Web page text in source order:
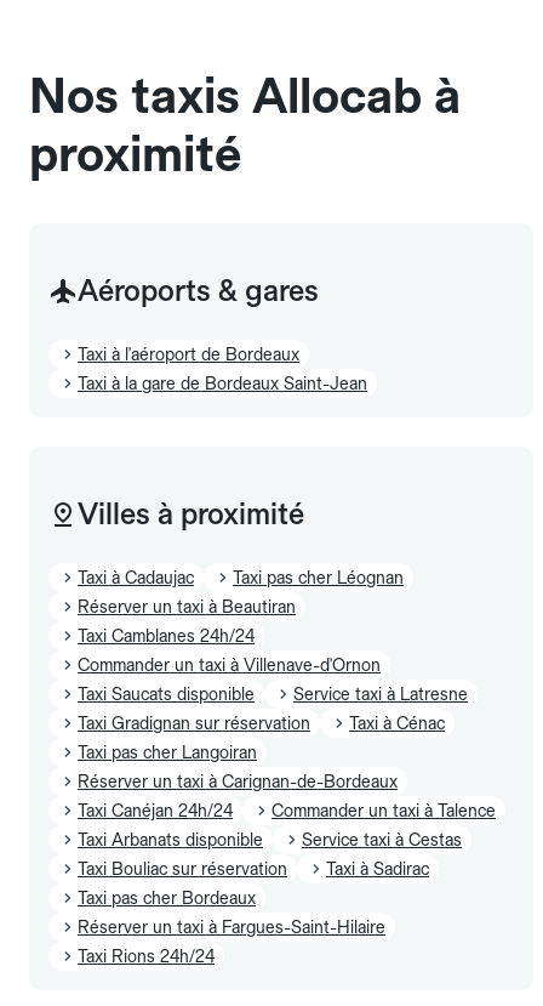
Nos taxis Allocab à
proximité
Aéroports & gares
Taxi à l'aéroport de Bordeaux
Taxi à la gare de Bordeaux Saint-Jean
Villes à proximité
Taxi à Cadaujac
Taxi pas cher Léognan
Réserver un taxi à Beautiran
Taxi Camblanes 24h/24
Commander un taxi à Villenave-d'Ornon
Taxi Saucats disponible
Service taxi à Latresne
Taxi Gradignan sur réservation
Taxi à Cénac
Taxi pas cher Langoiran
Réserver un taxi à Carignan-de-Bordeaux
Taxi Canéjan 24h/24
Commander un taxi à Talence
Taxi Arbanats disponible
Service taxi à Cestas
Taxi Bouliac sur réservation
Taxi à Sadirac
Taxi pas cher Bordeaux
Réserver un taxi à Fargues-Saint-Hilaire
Taxi Rions 24h/24